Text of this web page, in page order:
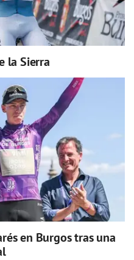
la Sierra
en Burgos tras una